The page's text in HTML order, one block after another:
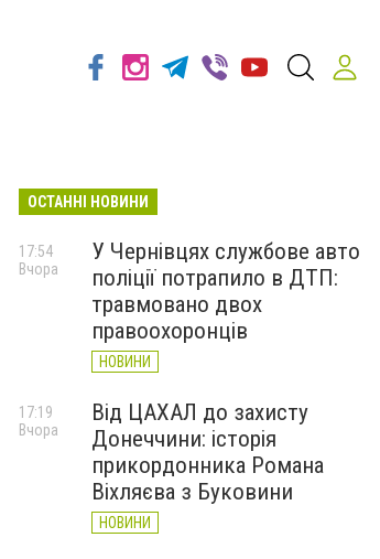
ОСТАННІ НОВИНИ
У Чернівцях службове авто
поліції потрапило в ДТП:
травмовано двох
правоохоронців
НОВИНИ
17:54
Вчора
Від ЦАХАЛ до захисту
Донеччини: історія
прикордонника Романа
Віхляєва з Буковини
НОВИНИ
17:19
Вчора